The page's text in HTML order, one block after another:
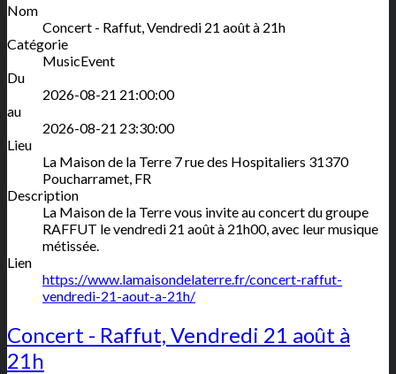
Nom
Concert - Raffut, Vendredi 21 août à 21h
Catégorie
MusicEvent
Du
2026-08-21 21:00:00
au
2026-08-21 23:30:00
Lieu
La Maison de la Terre 7 rue des Hospitaliers 31370
Poucharramet FR
Description
La Maison de la Terre vous invite au concert du groupe
RAFFUT le vendredi 21 août à 21h00, avec leur musique
métissée.
Lien
https://www.lamaisondelaterre.fr/concert-raffut-
vendredi-21-aout-a-21h/
Concert - Raffut, Vendredi 21 août à
21h